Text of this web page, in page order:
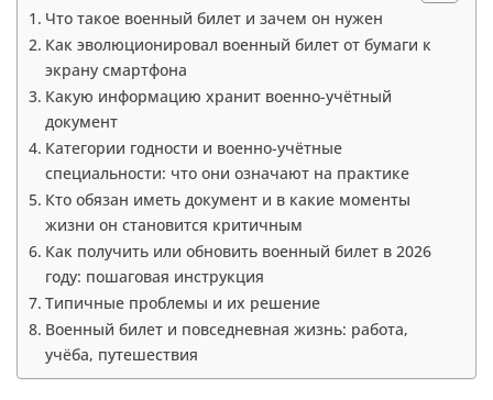
Что такое военный билет и зачем он нужен
Как эволюционировал военный билет от бумаги к
экрану смартфона
Какую информацию хранит военно-учётный
документ
Категории годности и военно-учётные
специальности: что они означают на практике
Кто обязан иметь документ и в какие моменты
жизни он становится критичным
Как получить или обновить военный билет в 2026
году: пошаговая инструкция
Типичные проблемы и их решение
Военный билет и повседневная жизнь: работа,
учёба, путешествия